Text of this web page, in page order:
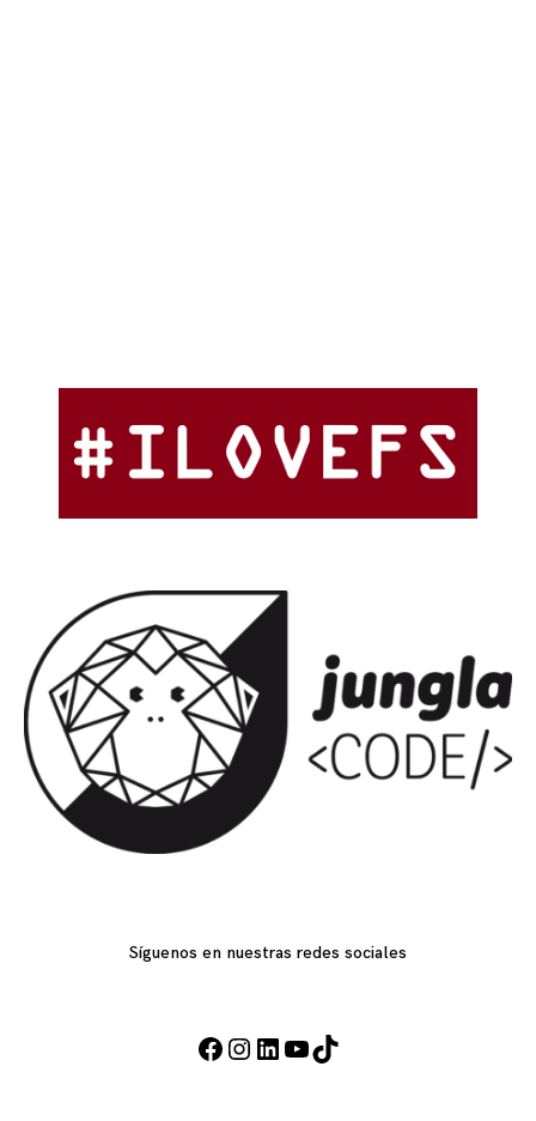
Síguenos en nuestras redes sociales
Facebook
Instagram
LinkedIn
YouTube
TikTok